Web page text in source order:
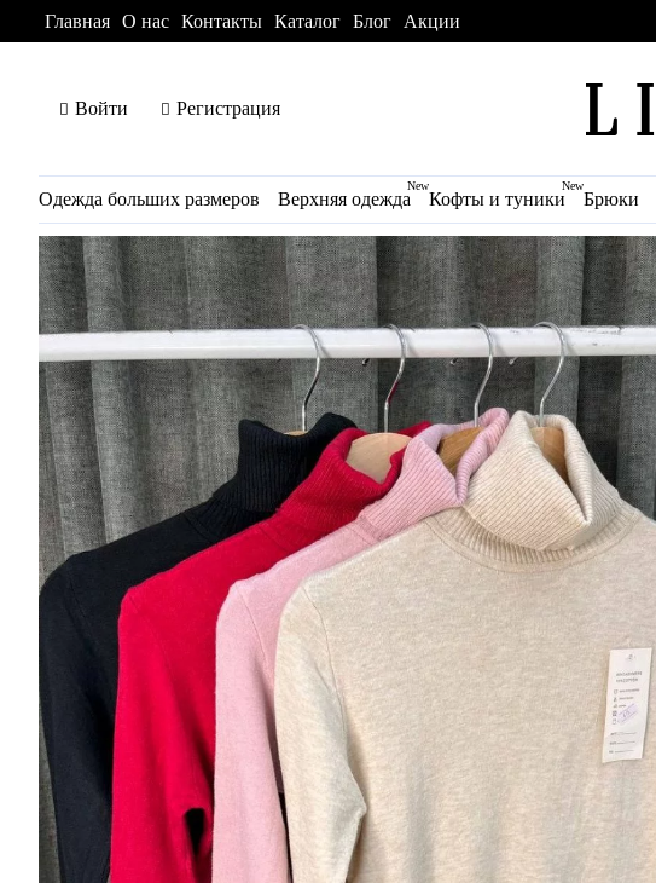
Главная О нас Контакты Каталог Блог Акции
Войти Регистрация
Одежда больших размеров Верхняя одежда
New
Кофты и туники
New
Брюки